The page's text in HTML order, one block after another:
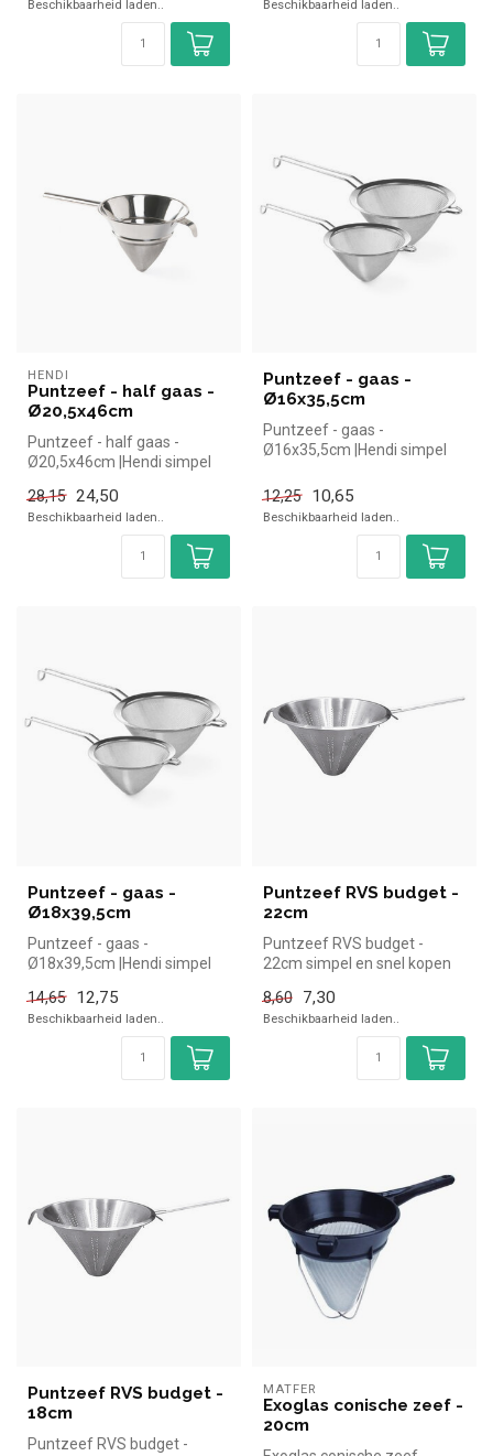
Beschikbaarheid laden.. Beschikbaarheid laden..
HENDI
Puntzeef - half gaas -
Ø20,5x46cm
Puntzeef - half gaas -
Ø20,5x46cm |Hendi simpel
horeca....
28,15 24,50
Beschikbaarheid laden..
Puntzeef - gaas -
Ø16x35,5cm
Puntzeef - gaas -
Ø16x35,5cm |Hendi simpel
horeca. Over...
12,25 10,65
Beschikbaarheid laden..
Puntzeef - gaas -
Ø18x39,5cm
Puntzeef - gaas -
Ø18x39,5cm |Hendi simpel
horeca. Over...
14,65 12,75
Beschikbaarheid laden..
Puntzeef RVS budget -
22cm
Puntzeef RVS budget -
22cm simpel en snel kopen
Overzichtelij...
8,60 7,30
Beschikbaarheid laden..
Puntzeef RVS budget -
18cm
Puntzeef RVS budget -
MATFER
Exoglas conische zeef -
20cm